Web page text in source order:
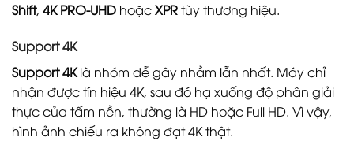
Shift, 4K PRO-UHD hoặcXPRtùy thương hiệu.
Support 4K
Support 4Klà nhóm dễ gây nhầm lẫn nhất. Máy chỉ
nhận được tín hiệu 4K, sau đó hạ xuống độ phân giải
thực của tấm nền, thường là HD hoặc Full HD. Vì vậy,
hình ảnh chiếu ra không đạt 4K thật.